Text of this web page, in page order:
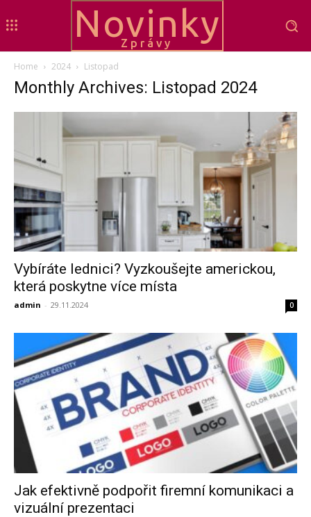
Novinky
Zprávy
Home 2024 Listopad
Monthly Archives: Listopad 2024
Vybíráte lednici? Vyzkoušejte americkou,
která poskytne více místa
admin - 29.11.2024 0
Jak efektivně podpořit firemní komunikaci a
vizuální prezentaci